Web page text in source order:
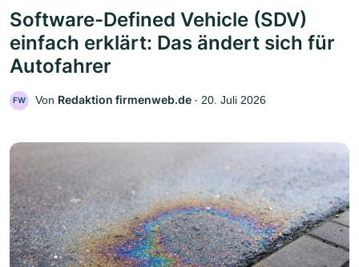
Software-Defined Vehicle (SDV)
einfach erklärt: Das ändert sich für
Autofahrer
FW Von Redaktion firmenweb.de ‧ 20. Juli 2026